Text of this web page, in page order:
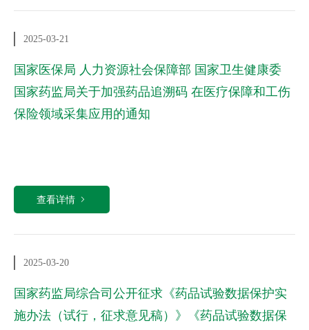
2025-03-21
国家医保局 人力资源社会保障部 国家卫生健康委
国家药监局关于加强药品追溯码 在医疗保障和工伤
保险领域采集应用的通知
查看详情
2025-03-20
国家药监局综合司公开征求《药品试验数据保护实
施办法（试行，征求意见稿）》《药品试验数据保